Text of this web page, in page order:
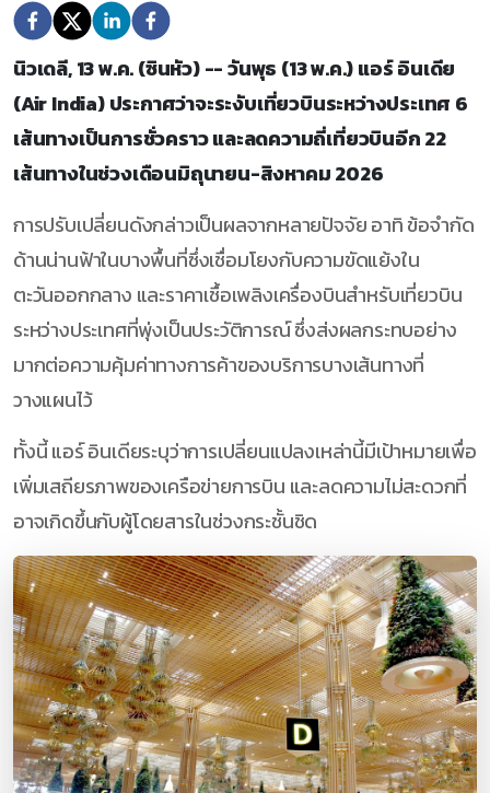
นิวเดลี, 13 พ.ค. (ซินหัว) -- วันพุธ (13 พ.ค.) แอร์ อินเดีย
(Air India) ประกาศว่าจะระงับเที่ยวบินระหว่างประเทศ 6
เส้นทางเป็นการชั่วคราว และลดความถี่เที่ยวบินอีก 22
เส้นทางในช่วงเดือนมิถุนายน-สิงหาคม 2026
การปรับเปลี่ยนดังกล่าวเป็นผลจากหลายปัจจัย อาทิ ข้อจำกัด
ด้านน่านฟ้าในบางพื้นที่ซึ่งเชื่อมโยงกับความขัดแย้งใน
ตะวันออกกลาง และราคาเชื้อเพลิงเครื่องบินสำหรับเที่ยวบิน
ระหว่างประเทศที่พุ่งเป็นประวัติการณ์ ซึ่งส่งผลกระทบอย่าง
มากต่อความคุ้มค่าทางการค้าของบริการบางเส้นทางที่
วางแผนไว้
ทั้งนี้ แอร์ อินเดียระบุว่าการเปลี่ยนแปลงเหล่านี้มีเป้าหมายเพื่อ
เพิ่มเสถียรภาพของเครือข่ายการบิน และลดความไม่สะดวกที่
อาจเกิดขึ้นกับผู้โดยสารในช่วงกระชั้นชิด